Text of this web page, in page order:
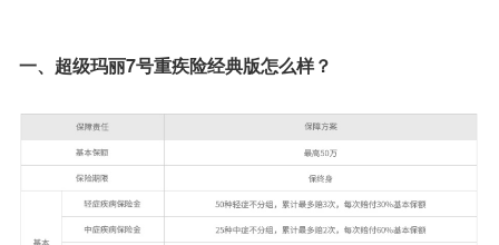
一、超级玛丽7号重疾险经典版怎么样？